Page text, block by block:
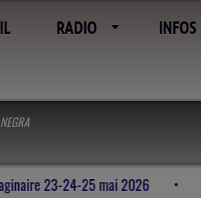
RADIO INFOS
pierres et de l’imaginaire 23-24-